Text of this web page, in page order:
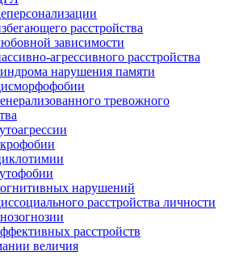
расстройства
зависимости
агрессивного расстройства
нарушения памяти
тревожного
нарушений
расстройства личности
расстройств
величия